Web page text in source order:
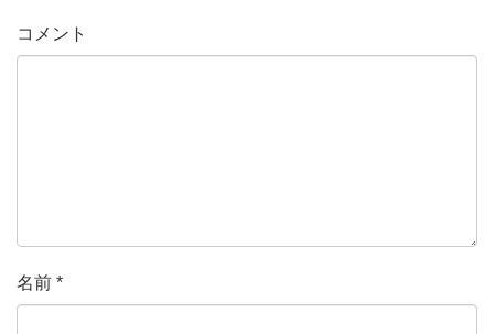
コメント
名前 *